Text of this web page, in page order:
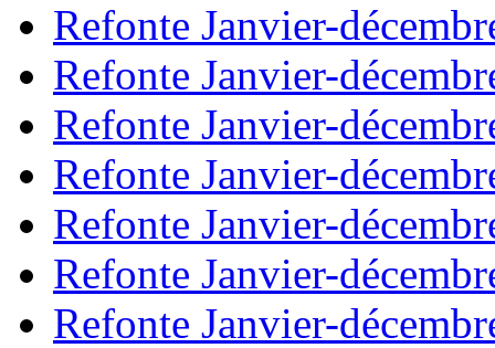
Refonte Janvier-
Refonte Janvier-
Refonte Janvier-
Refonte Janvier-
Refonte Janvier-
Refonte Janvier-
Refonte Janvier-